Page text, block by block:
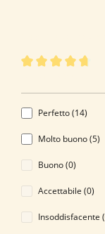
Perfetto (14)
Molto buono (5)
Buono (0)
Accettabile (0)
Insoddisfacente